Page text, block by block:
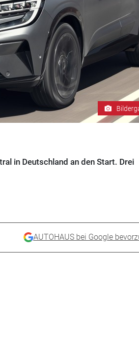
in Deutschland an den Start. Drei
AUTOHAUS bei Google